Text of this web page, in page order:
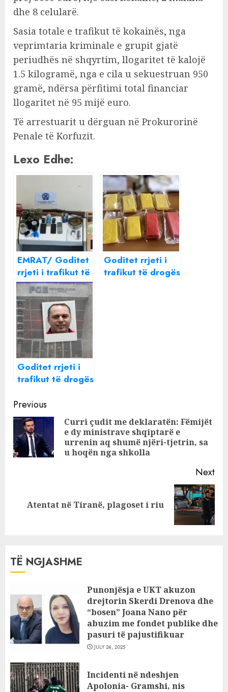
dhe 8 celularë.
Sasia totale e trafikut të kokainës, nga
veprimtaria kriminale e grupit gjatë
periudhës në shqyrtim, llogaritet të kalojë
1.5 kilogramë, nga e cila u sekuestruan 950
gramë, ndërsa përfitimi total financiar
llogaritet në 95 mijë euro.
Të arrestuarit u dërguan në Prokurorinë
Penale të Korfuzit.
Lexo Edhe:
EMRAT/ Goditet
rrjeti i trafikut të
drogës në
Athinë, në
pranga 3
shqiptarë,
komunikonin në
“Viber” me
kode!
Goditet rrjeti i
trafikut të drogës
Goditet rrjeti i
trafikut të drogës
Evropë, “KOKA”
e organizatës
Dritan Gjika!
Continue
Reading
Previous
Curri çudit me deklaratën: Fëmijët
e dy ministrave shqiptarë e
urrenin aq shumë njëri-tjetrin, sa
u hoqën nga shkolla
Next
NextAtentat në Tiranë, plagoset i riu
TË NGJASHME
Punonjësja e UKT akuzon
drejtorin Skerdi Drenova dhe
“bosen” Joana Nano për
abuzim me fondet publike dhe
pasuri të pajustifikuar
JULY 24, 2025
Incidenti në ndeshjen
Apolonia- Gramshi, nis